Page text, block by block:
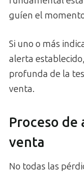
guíen el
Si uno o más
alerta
profunda de la
venta.
Proceso de
venta
No todas las